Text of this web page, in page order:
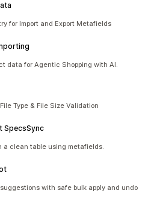
for Import and Export Metafields
data for Agentic Shopping with AI.
Type & File Size Validation
SpecsSync
a clean table using metafields.
with safe bulk apply and undo